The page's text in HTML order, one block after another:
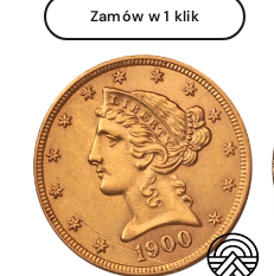
Zamów w 1 klik